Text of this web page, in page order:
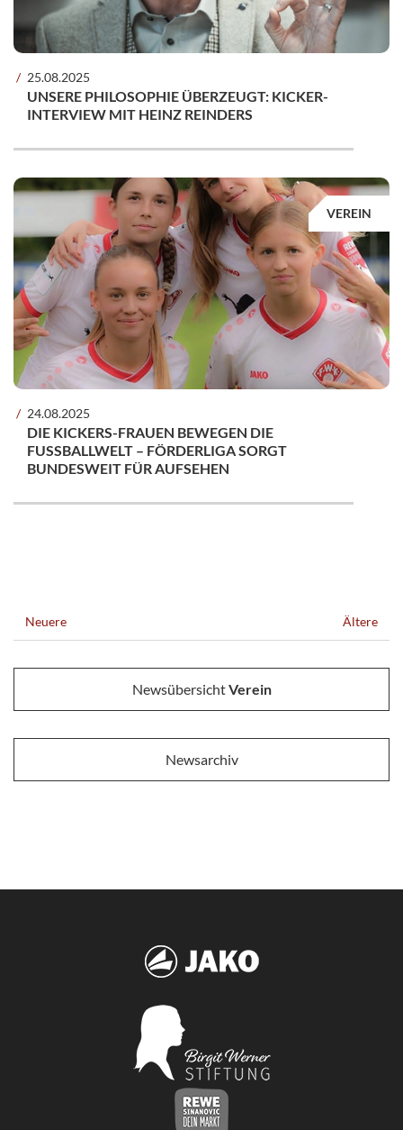
25.08.2025
UNSERE PHILOSOPHIE ÜBERZEUGT: KICKER-
INTERVIEW MIT HEINZ REINDERS
VEREIN
24.08.2025
DIE KICKERS-FRAUEN BEWEGEN DIE
FUSSBALLWELT – FÖRDERLIGA SORGT B
UNDESWEIT FÜR AUFSEHEN
Neuere Ältere
NewsübersichtVerein
Newsarchiv